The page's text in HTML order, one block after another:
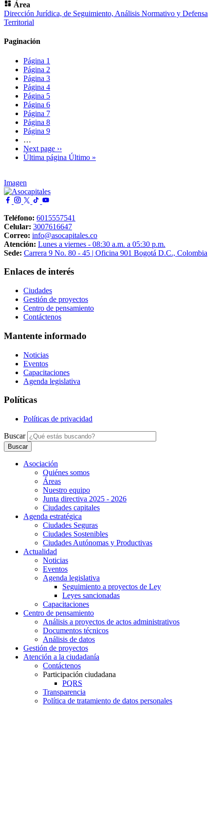
Área
Dirección Jurídica, de Seguimiento, Análisis Normativo y Defensa
Territorial
Paginación
Página 1
Página 2
Página 3
Página 4
Página 5
Página 6
Página 7
Página 8
Página 9
…
Next page ››
Última página Último »
Imagen
Teléfono: 6015557541
Celular: 3007616647
Correo: info@asocapitales.co
Atención: Lunes a viernes - 08:30 a.m. a 05:30 p.m.
Sede: Carrera 9 No. 80 - 45 | Oficina 901 Bogotá D.C., Colombia
Enlaces de interés
Ciudades
Gestión de proyectos
Centro de pensamiento
Contáctenos
Mantente informado
Noticias
Eventos
Capacitaciones
Agenda legislativa
Políticas
Políticas de privacidad
Buscar
Asociación
Quiénes somos
Áreas
Nuestro equipo
Junta directiva 2025 - 2026
Ciudades capitales
Agenda estratégica
Ciudades Seguras
Ciudades Sostenibles
Ciudades Autónomas y Productivas
Actualidad
Noticias
Eventos
Agenda legislativa
Seguimiento a proyectos de Ley
Leyes sancionadas
Capacitaciones
Centro de pensamiento
Análisis a proyectos de actos administrativos
Documentos técnicos
Análisis de datos
Gestión de proyectos
Atención a la ciudadanía
Contáctenos
Participación ciudadana
PQRS
Transparencia
Política de tratamiento de datos personales